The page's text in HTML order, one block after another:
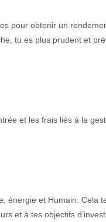
pour obtenir un
tu es plus prudent et
et les frais liés à la
énergie et Humain. Cela
et à tes objectifs